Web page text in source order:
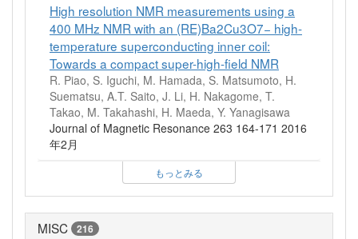
High resolution NMR measurements using a
400 MHz NMR with an (RE)Ba2Cu3O7− high-
temperature superconducting inner coil:
Towards a compact super-high-field NMR
R. Piao, S. Iguchi, M. Hamada, S. Matsumoto, H.
Suematsu, A.T. Saito, J. Li, H. Nakagome, T.
Takao, M. Takahashi, H. Maeda, Y. Yanagisawa
Journal of Magnetic Resonance 263 164-171 2016
年2月
もっとみる
MISC 216